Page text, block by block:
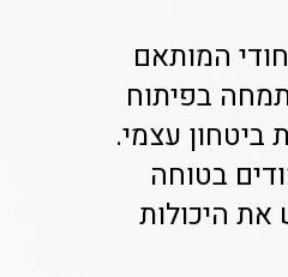
המותאם
בפיתוח
עצמי.
בטוחה
היכולות